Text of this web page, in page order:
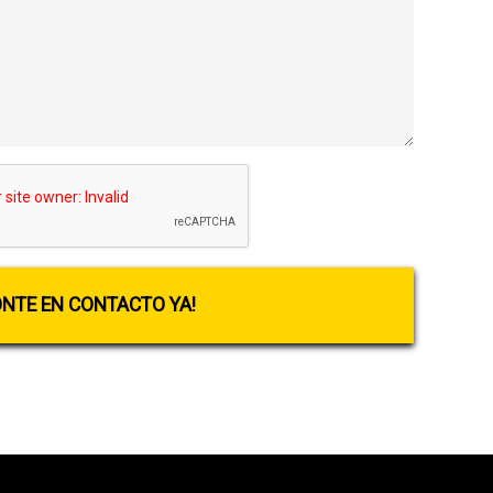
EN CONTACTO YA!